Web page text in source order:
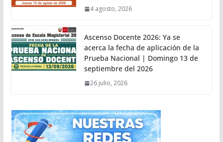
4 agosto, 2026
Ascenso Docente 2026: Ya se
acerca la fecha de aplicación de la
Prueba Nacional | Domingo 13 de
septiembre del 2026
26 julio, 2026